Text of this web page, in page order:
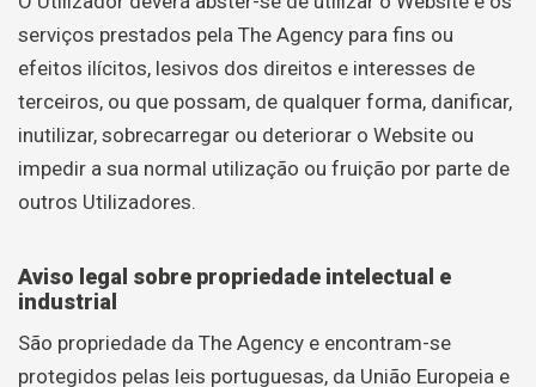
serviços prestados pela The Agency para fins ou
efeitos ilícitos, lesivos dos direitos e interesses de
terceiros, ou que possam, de qualquer forma, danificar,
inutilizar, sobrecarregar ou deteriorar o Website ou
impedir a sua normal utilização ou fruição por parte de
outros Utilizadores.
Aviso legal sobre propriedade intelectual e
industrial
São propriedade da The Agency e encontram-se
protegidos pelas leis portuguesas, da União Europeia e